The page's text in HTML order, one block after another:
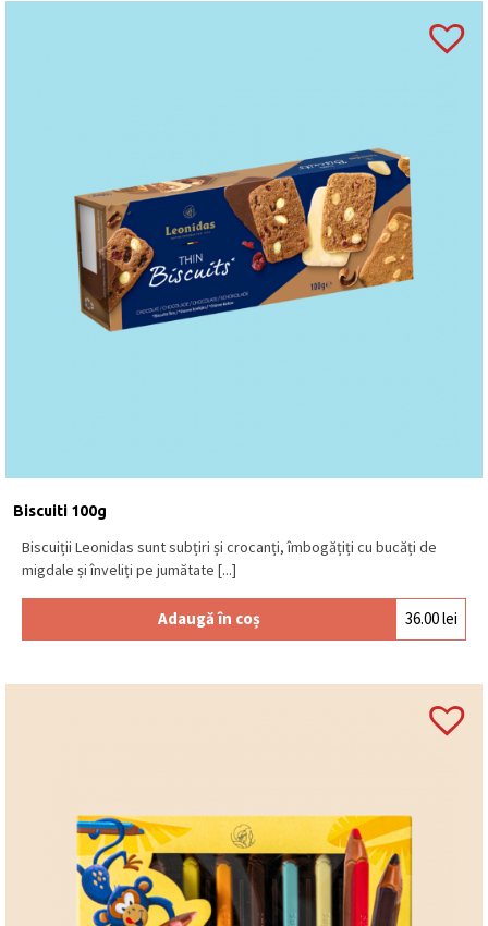
Biscuiti 100g
Biscuiții Leonidas sunt subțiri și crocanți, îmbogățiți cu bucăți de
migdale și înveliți pe jumătate [...]
Adaugă în coș 36.00lei